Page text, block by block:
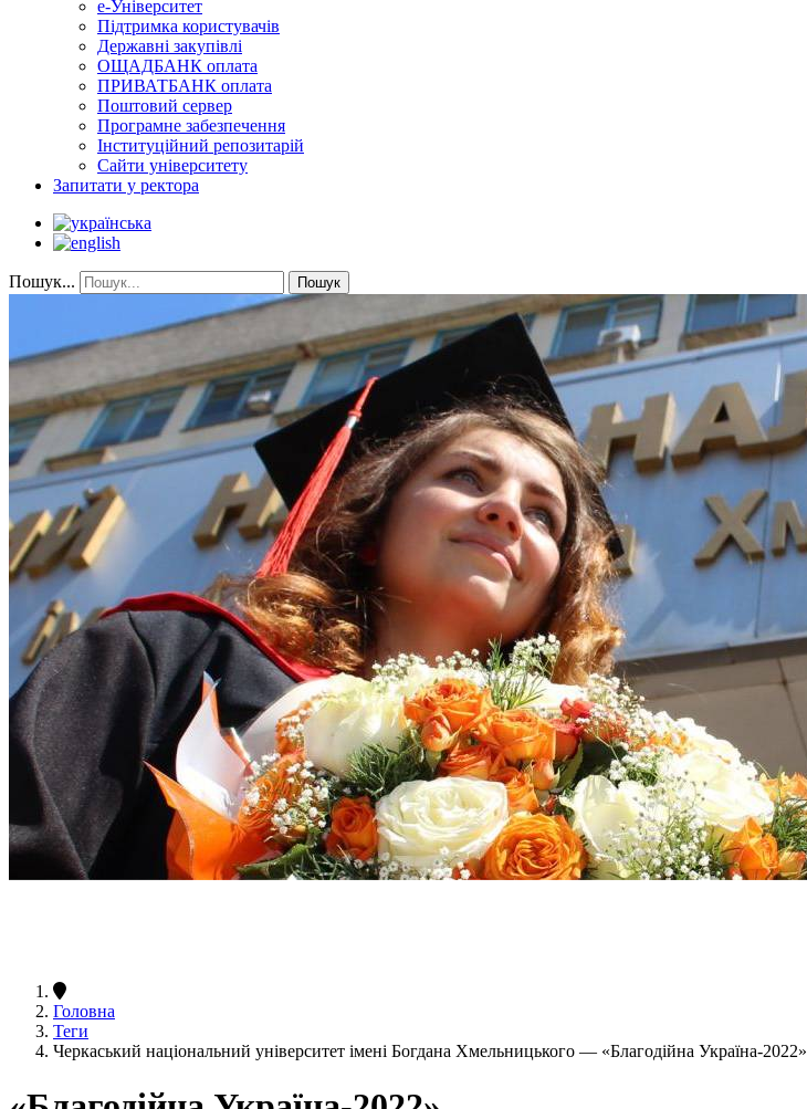
е-Університет
Підтримка користувачів
Державні закупівлі
ОЩАДБАНК оплата
ПРИВАТБАНК оплата
Поштовий сервер
Програмне забезпечення
Інституційний репозитарій
Сайти університету
Запитати у ректора
Пошук... Пошук
Головна
Теги
Черкаський національний університет імені Богдана Хмельницького — «Благодійна Україна-2022»